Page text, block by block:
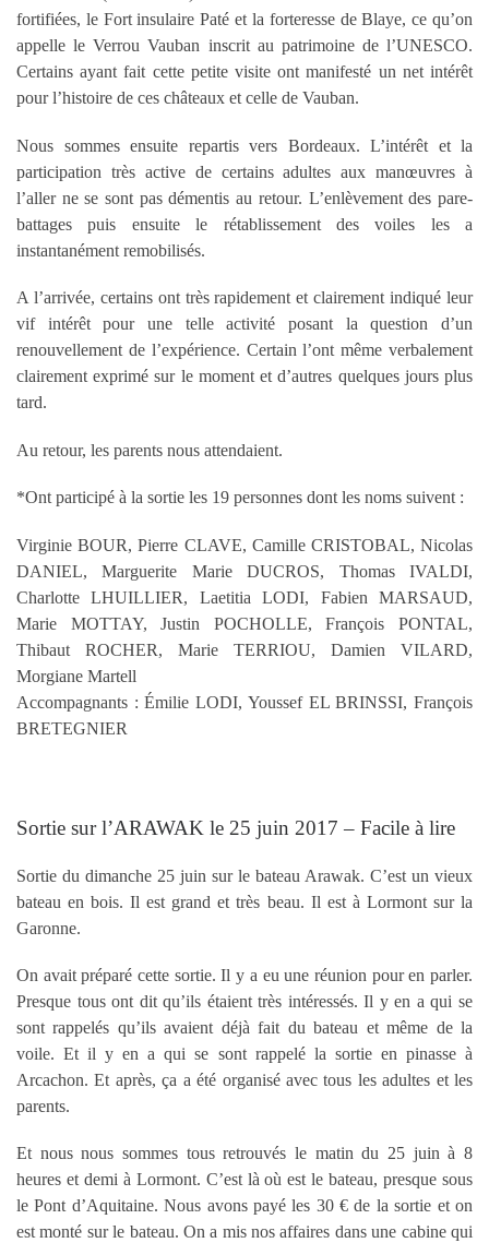
fortifiées, le Fort insulaire Paté et la forteresse de Blaye, ce qu’on
appelle le Verrou Vauban inscrit au patrimoine de l’UNESCO.
Certains ayant fait cette petite visite ont manifesté un net intérêt
pour l’histoire de ces châteaux et celle de Vauban.
Nous sommes ensuite repartis vers Bordeaux. L’intérêt et la
participation très active de certains adultes aux manœuvres à
l’aller ne se sont pas démentis au retour. L’enlèvement des pare-
battages puis ensuite le rétablissement des voiles les a
instantanément remobilisés.
A l’arrivée, certains ont très rapidement et clairement indiqué leur
vif intérêt pour une telle activité posant la question d’un
renouvellement de l’expérience. Certain l’ont même verbalement
clairement exprimé sur le moment et d’autres quelques jours plus
tard.
Au retour, les parents nous attendaient.
*Ont participé à la sortie les 19 personnes dont les noms suivent :
Virginie BOUR, Pierre CLAVE, Camille CRISTOBAL, Nicolas
DANIEL, Marguerite Marie DUCROS, Thomas IVALDI,
Charlotte LHUILLIER, Laetitia LODI, Fabien MARSAUD,
Marie MOTTAY, Justin POCHOLLE, François PONTAL,
Thibaut ROCHER, Marie TERRIOU, Damien VILARD,
Morgiane Martell
Accompagnants : Émilie LODI, Youssef EL BRINSSI, François
BRETEGNIER
Sortie sur l’ARAWAK le 25 juin 2017 – Facile à lire
Sortie du dimanche 25 juin sur le bateau Arawak. C’est un vieux
bateau en bois. Il est grand et très beau. Il est à Lormont sur la
Garonne.
On avait préparé cette sortie. Il y a eu une réunion pour en parler.
Presque tous ont dit qu’ils étaient très intéressés. Il y en a qui se
sont rappelés qu’ils avaient déjà fait du bateau et même de la
voile. Et il y en a qui se sont rappelé la sortie en pinasse à
Arcachon. Et après, ça a été organisé avec tous les adultes et les
parents.
Et nous nous sommes tous retrouvés le matin du 25 juin à 8
heures et demi à Lormont. C’est là où est le bateau, presque sous
le Pont d’Aquitaine. Nous avons payé les 30 € de la sortie et on
est monté sur le bateau. On a mis nos affaires dans une cabine qui